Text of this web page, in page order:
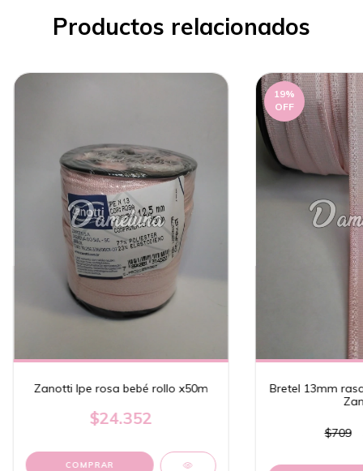
Productos relacionados
Zanotti Ipe rosa bebé rollo x50m
$24.352
COMPRAR
19%
OFF
Bretel 13mm
$709